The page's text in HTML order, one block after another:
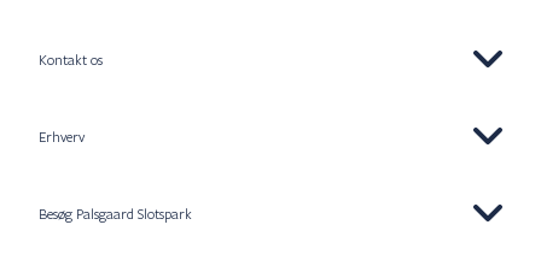
Kontakt os
Erhverv
Besøg Palsgaard Slotspark